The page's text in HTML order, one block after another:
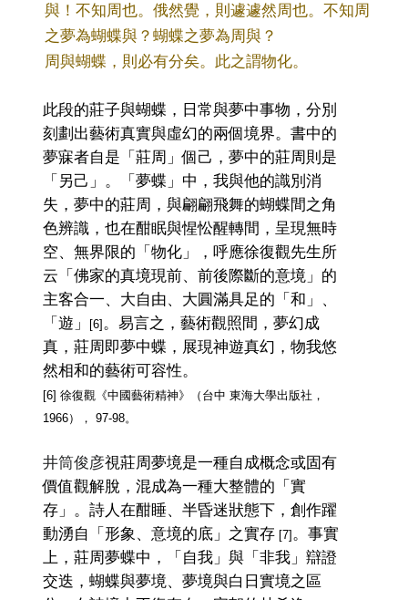
與！不知周也。俄然覺，則遽遽然周也。不知周
之夢為蝴蝶與？蝴蝶之夢為周與？
周與蝴蝶，則必有分矣。此之謂物化。
此段的莊子與蝴蝶，日常與夢中事物，分別
刻劃出藝術真實與虛幻的兩個境界。書中的
夢寐者自是「莊周」個己，夢中的莊周則是
「另己」 。
「夢蝶」中，我與他的識別消
失，夢中的莊周，與翩翩飛舞的蝴蝶間之角
色辨識，也在酣眠與惺忪醒轉間，呈現無時
空、無界限的「物化」，呼應徐復觀先生所
云「佛家的真境現前、前後際斷的意境」的
主客合一、大自由、大圓滿具足的「和」、
「遊」
[6] 。易言之，藝術觀照間，夢幻成
真，莊周即夢中蝶，展現神遊真幻，物我悠
然相和的藝術可容性。
[6] 徐復觀《中國藝術精神》 （ 台中 東海大學出版社，
1966） ， 97-98。
井筒俊彦視莊周夢境是一種自成概念或固有
價值觀解脫，混成為一種大整體的「實
存」。詩人在酣睡、半昏迷狀態下，創作躍
動湧自「形象、意境的底」之實存[7] 。事實
上，莊周夢蝶中，「自我」與「非我」辯證
交迭，蝴蝶與夢境、夢境與白日實境之區